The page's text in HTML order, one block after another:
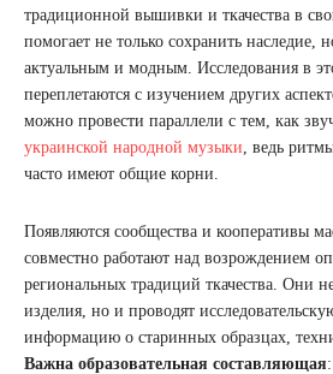
традиционной вышивки и ткачества в
помогает не только сохранить наследие,
актуальным и модным. Исследования в
переплетаются с изучением других
можно провести параллели с тем, как
украинской народной музыки , ведь
часто имеют общие корни.
Появляются сообщества и кооперативы
совместно работают над возрождением
региональных традиций ткачества. Они
изделия, но и проводят
информацию о старинных образцах,
Важна образовательная составляющая